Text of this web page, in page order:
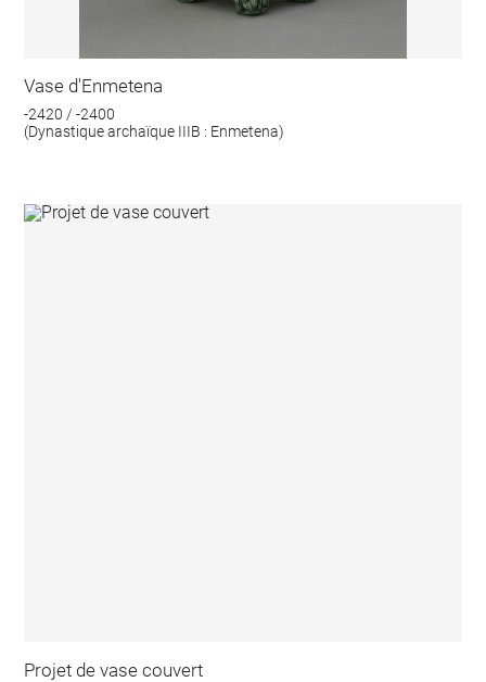
Vase d'Enmetena
-2420 / -2400
(Dynastique archaïque IIIB : Enmetena)
Projet de vase couvert